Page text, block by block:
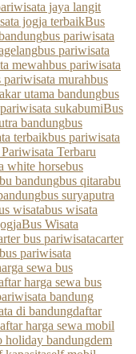
jaya langit
jogja terbaikBus
bus pariwisata
bus pariwisata
mewahbus pariwisata
pariwisata murahbus
utama bandungbus
sukabumiBus
bandungbus
terbaikbus pariwisata
Terbaru
white horsebus
bandungbus qitarabu
bus suryaputra
wisatabus wisata
Bus Wisata
bus pariwisatacarter
pariwisata
sewa bus
harga sewa bus
bandung
di bandungdaftar
harga sewa mobil
holiday bandungdem